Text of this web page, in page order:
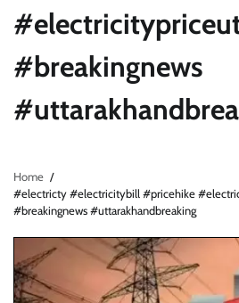
#breakingnews
Home
#electricty #electricitybill #pricehike
#breakingnews #uttarakhandbreaking